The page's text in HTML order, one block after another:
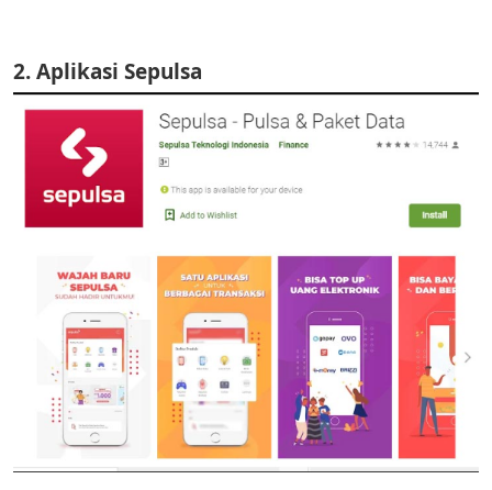
2. Aplikasi Sepulsa